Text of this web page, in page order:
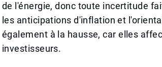
de l'énergie, donc toute incertitude
les anticipations d'inflation et
également à la hausse, car elles
investisseurs.